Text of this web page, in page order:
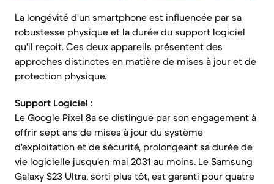
La longévité d'un smartphone est influencée par sa
robustesse physique et la durée du support logiciel
qu'il reçoit. Ces deux appareils présentent des
approches distinctes en matière de mises à jour et de
protection physique.
Support Logiciel :
Le Google Pixel 8a se distingue par son engagement à
offrir sept ans de mises à jour du système
d'exploitation et de sécurité, prolongeant sa durée de
vie logicielle jusqu'en mai 2031 au moins. Le Samsung
Galaxy S23 Ultra, sorti plus tôt, est garanti pour quatre